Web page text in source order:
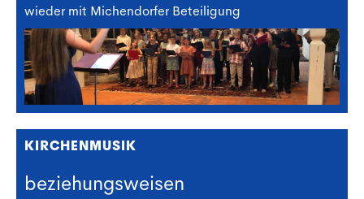
wieder mit Michendorfer Beteiligung
KIRCHENMUSIK
beziehungsweisen